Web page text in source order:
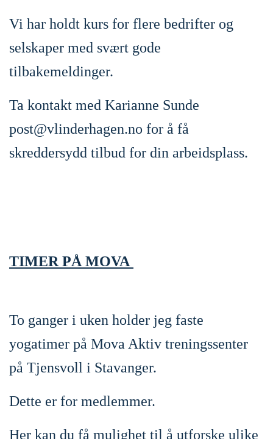
Vi har holdt kurs for flere bedrifter og
selskaper med svært gode
tilbakemeldinger.
Ta kontakt med Karianne Sunde
post@vlinderhagen.no for å få
skreddersydd tilbud for din arbeidsplass.
TIMER PÅ MOVA
To ganger i uken holder jeg faste
yogatimer på Mova Aktiv treningssenter
på Tjensvoll i Stavanger.
Dette er for medlemmer.
Her kan du få mulighet til å utforske ulike